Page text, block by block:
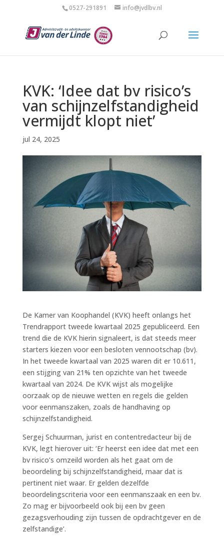
0527-291891 info@jvdlbv.nl
KVK: ‘Idee dat bv risico’s
van schijnzelfstandigheid
vermijdt klopt niet’
jul 24, 2025
De Kamer van Koophandel (KVK) heeft onlangs het
Trendrapport tweede kwartaal 2025 gepubliceerd. Een
trend die de KVK hierin signaleert, is dat steeds meer
starters kiezen voor een besloten vennootschap (bv).
In het tweede kwartaal van 2025 waren dit er 10.611,
een stijging van 21% ten opzichte van het tweede
kwartaal van 2024. De KVK wijst als mogelijke
oorzaak op de nieuwe wetten en regels die gelden
voor eenmanszaken, zoals de handhaving op
schijnzelfstandigheid.
Sergej Schuurman, jurist en contentredacteur bij de
KVK, legt hierover uit: ‘Er heerst een idee dat met een
bv risico’s omzeild worden als het gaat om de
beoordeling bij schijnzelfstandigheid, maar dat is
pertinent niet waar. Er gelden dezelfde
beoordelingscriteria voor een eenmanszaak en een bv.
Zo mag er bijvoorbeeld ook bij een bv geen
gezagsverhouding zijn tussen de opdrachtgever en de
zelfstandige’.